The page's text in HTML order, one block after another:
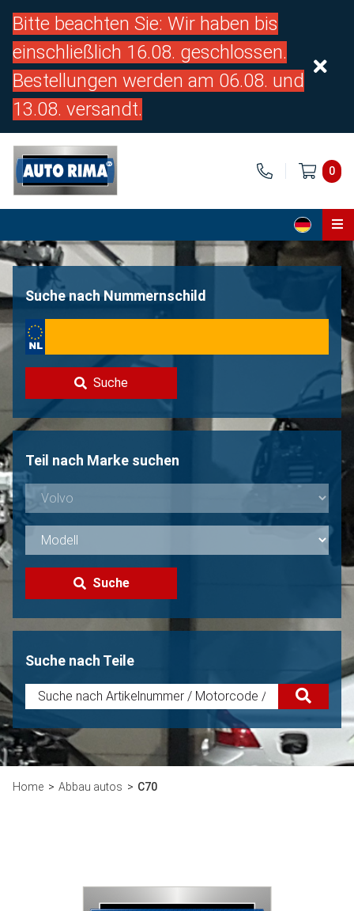
Bitte beachten Sie: Wir haben bis
einschließlich 16.08. geschlossen.
Bestellungen werden am 06.08. und
13.08. versandt.
0
Home
Über uns
Kontakt
Volvo Verkaufen?
Nicht gefunden?
Suche nach Nummernschild
Suche
Teil nach Marke suchen
Suche
Suche nach Teile
Home Abbau autos C70